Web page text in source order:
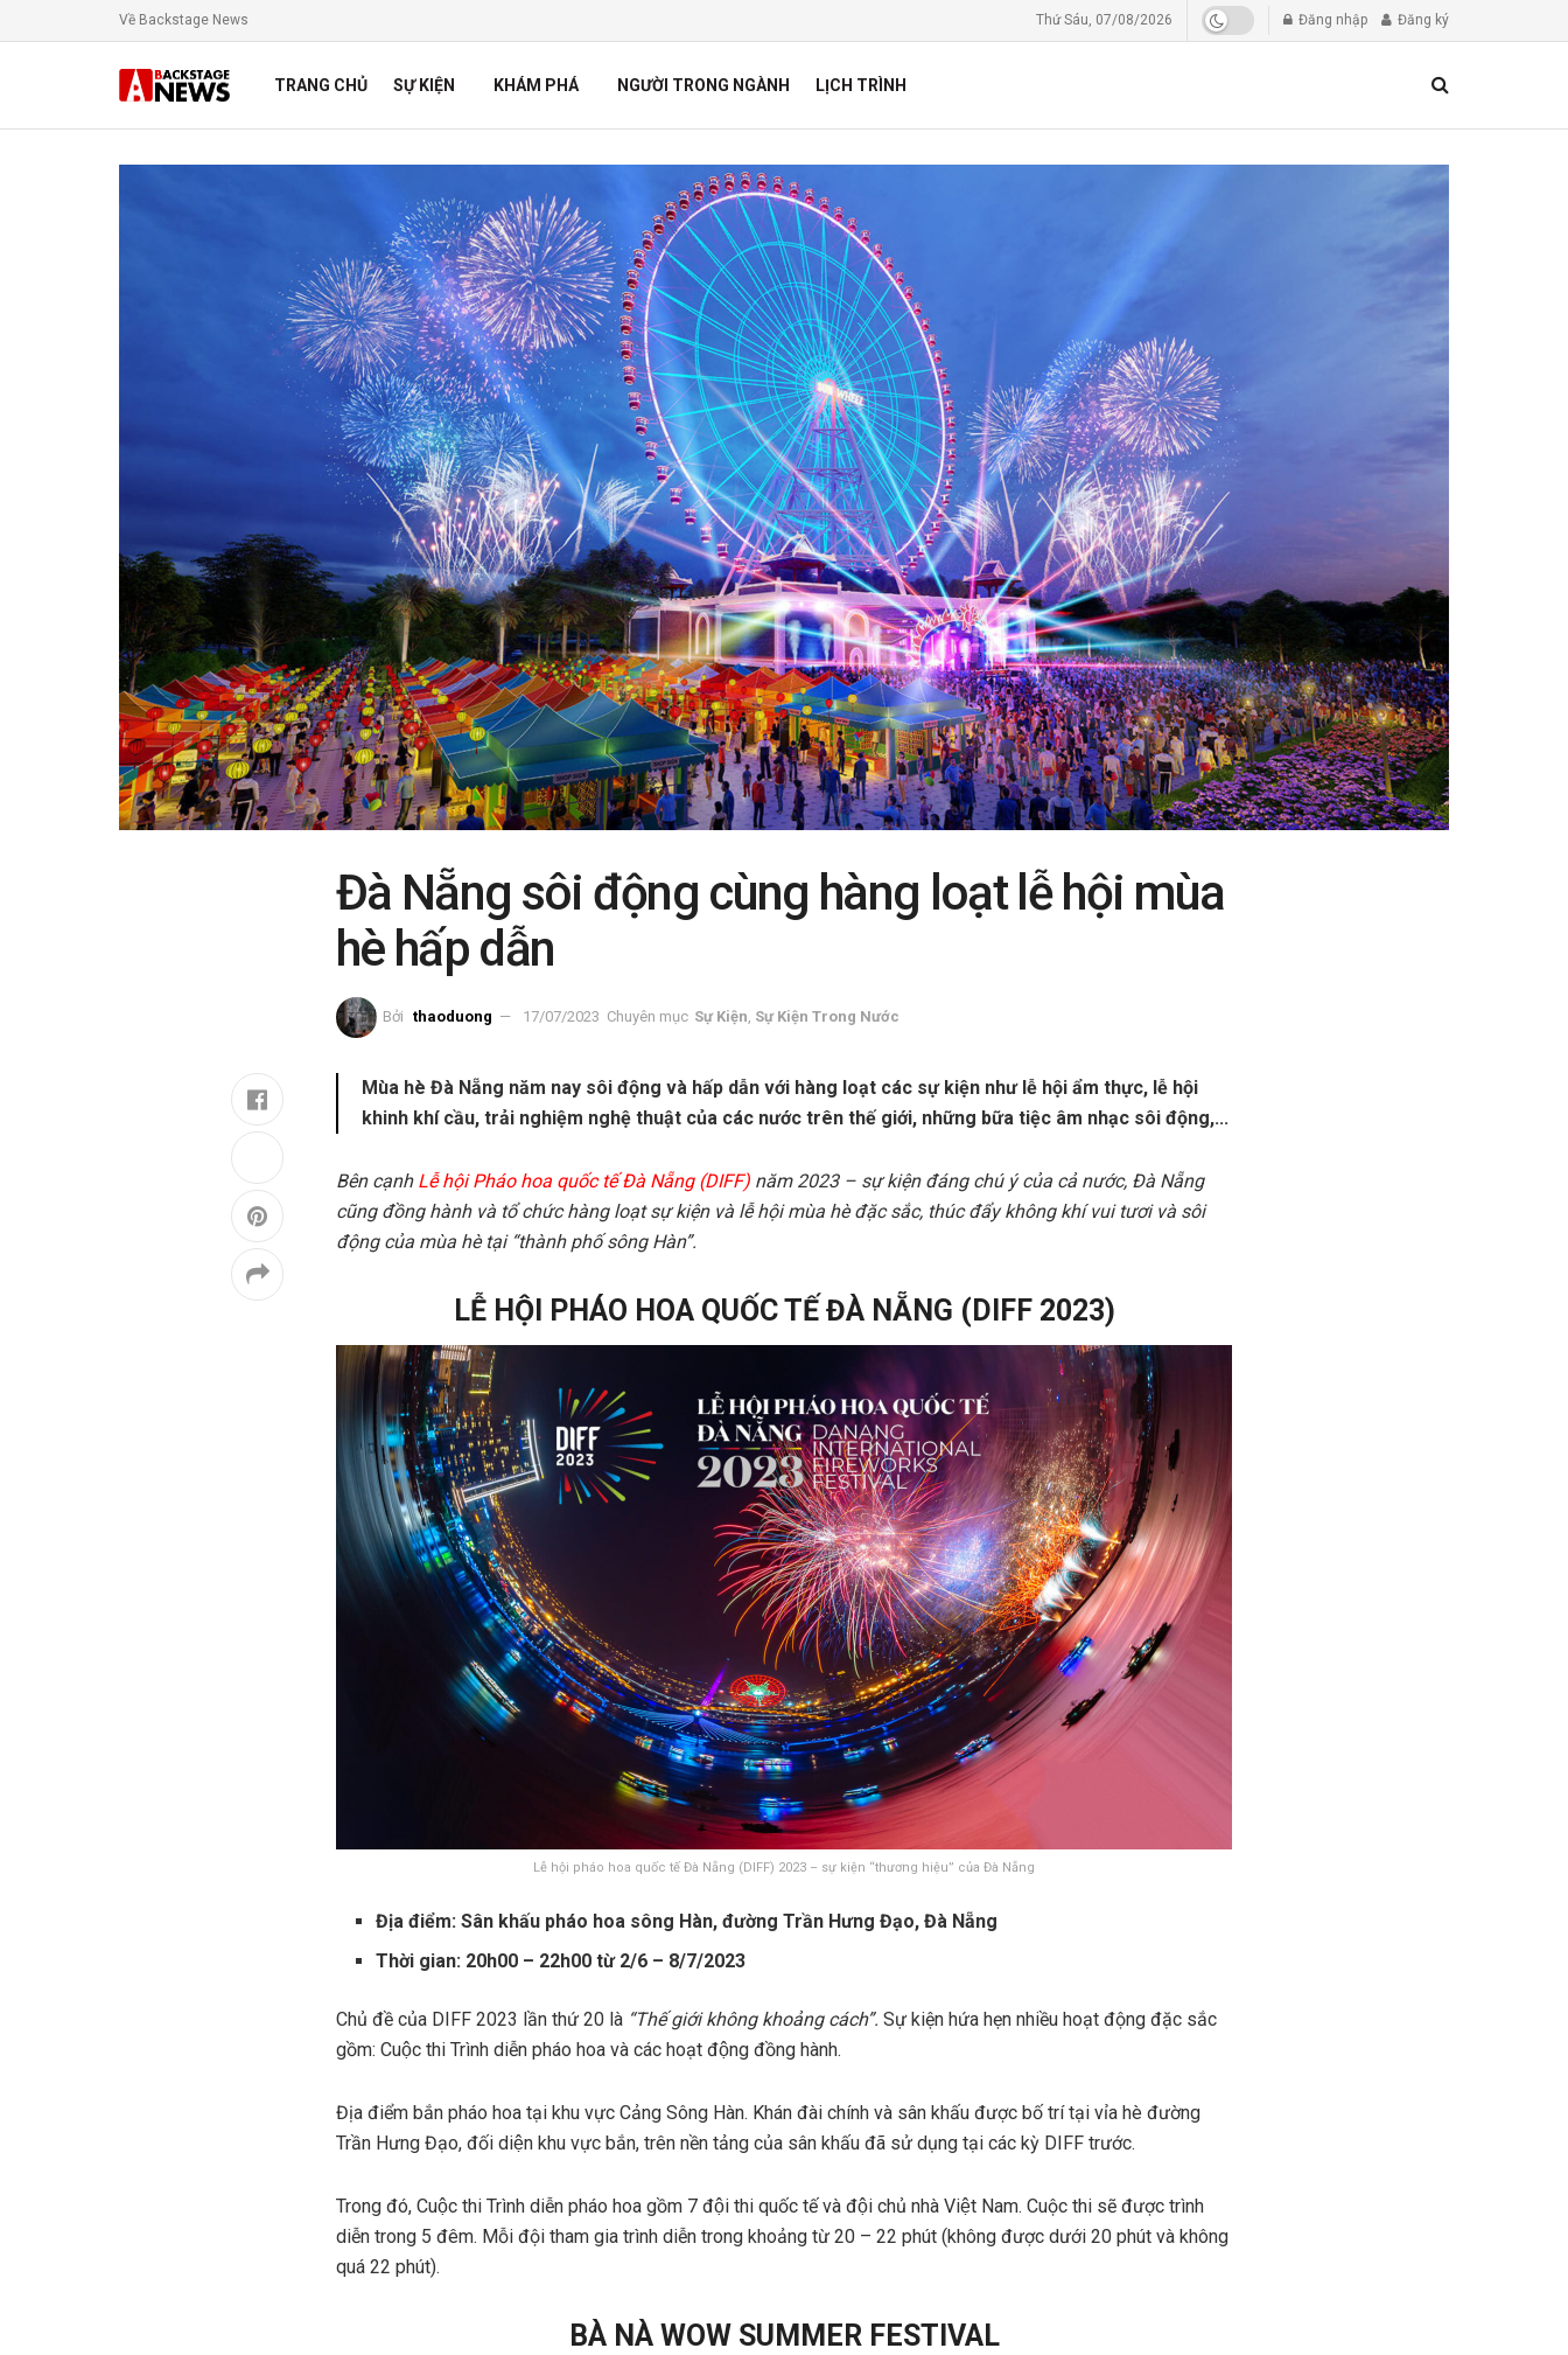
Về Backstage News Thứ Sáu, 07/08/2026 Đăng nhập Đăng ký
TRANG CHỦ SỰ KIỆN KHÁM PHÁ NGƯỜI TRONG NGÀNH LỊCH TRÌNH
Đà Nẵng sôi động cùng hàng loạt lễ hội mùa
hè hấp dẫn
Bởi thaoduong 17/07/2023 Chuyên mục Sự Kiện Sự Kiện Trong Nước
Mùa hè Đà Nẵng năm nay sôi động và hấp dẫn với hàng loạt các sự kiện như lễ hội ẩm thực, lễ hội
khinh khí cầu, trải nghiệm nghệ thuật của các nước trên thế giới, những bữa tiệc âm nhạc sôi động,...
Bên cạnh Lễ hội Pháo hoa quốc tế Đà Nẵng (DIFF) năm 2023 – sự kiện đáng chú ý của cả nước, Đà Nẵng
cũng đồng hành và tổ chức hàng loạt sự kiện và lễ hội mùa hè đặc sắc, thúc đẩy không khí vui tươi và sôi
động của mùa hè tại “thành phố sông Hàn”.
LỄ HỘI PHÁO HOA QUỐC TẾ ĐÀ NẴNG (DIFF 2023)
Lễ hội pháo hoa quốc tế Đà Nẵng (DIFF) 2023 – sự kiện “thương hiệu” của Đà Nẵng
Địa điểm: Sân khấu pháo hoa sông Hàn, đường Trần Hưng Đạo, Đà Nẵng
Thời gian: 20h00 – 22h00 từ 2/6 – 8/7/2023
Chủ đề của DIFF 2023 lần thứ 20 là “Thế giới không khoảng cách”. Sự kiện hứa hẹn nhiều hoạt động đặc sắc
gồm: Cuộc thi Trình diễn pháo hoa và các hoạt động đồng hành.
Địa điểm bắn pháo hoa tại khu vực Cảng Sông Hàn. Khán đài chính và sân khấu được bố trí tại vỉa hè đường
Trần Hưng Đạo, đối diện khu vực bắn, trên nền tảng của sân khấu đã sử dụng tại các kỳ DIFF trước.
Trong đó, Cuộc thi Trình diễn pháo hoa gồm 7 đội thi quốc tế và đội chủ nhà Việt Nam. Cuộc thi sẽ được trình
diễn trong 5 đêm. Mỗi đội tham gia trình diễn trong khoảng từ 20 – 22 phút (không được dưới 20 phút và không
quá 22 phút).
BÀ NÀ WOW SUMMER FESTIVAL